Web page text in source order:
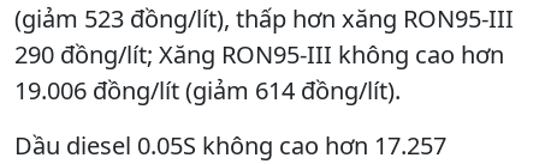
(giảm 523 đồng/lít), thấp hơn xăng RON95-III
290 đồng/lít; Xăng RON95-III không cao hơn
19.006 đồng/lít (giảm 614 đồng/lít).
Dầu diesel 0.05S không cao hơn 17.257